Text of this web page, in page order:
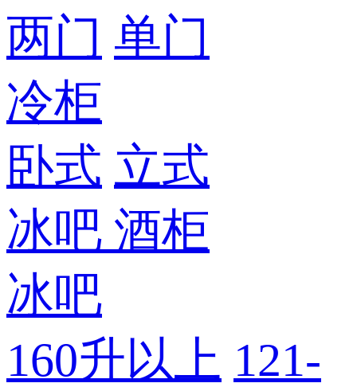
两门 单门
冷柜
卧式 立式
冰吧 酒柜
冰吧
160升以上 121-